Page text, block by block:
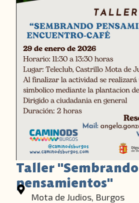
Taller "Sembrando
pensamientos"
Mota de Judios, Burgos